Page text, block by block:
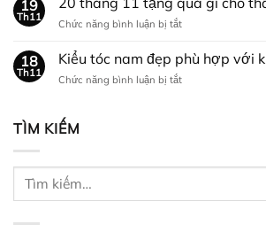
NOEL?
phục
gãy
tóc
19
Th11
Chức năng bình luận bị tắtở
tháng
tặng
18
Th11
Kiểu tóc nam đẹp phù hợp với
Chức năng bình luận bị tắtở
hợp
khuôn
TÌM KIẾM